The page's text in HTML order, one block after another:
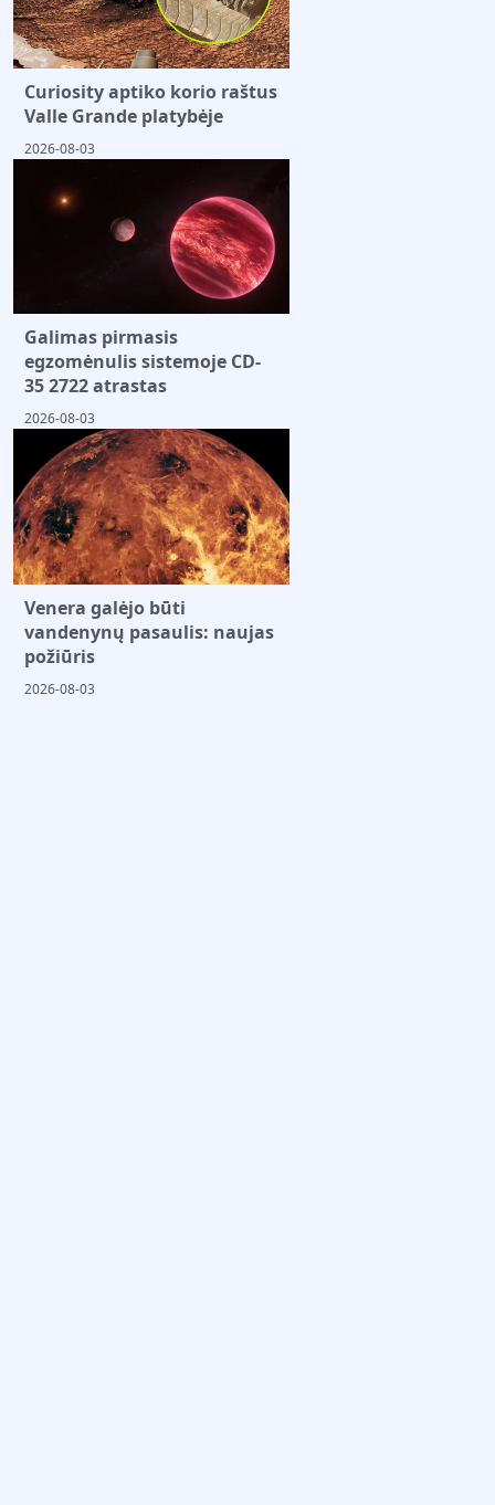
Curiosity aptiko korio raštus
Valle Grande platybėje
2026-08-03
Galimas pirmasis
egzomėnulis sistemoje CD-
35 2722 atrastas
2026-08-03
Venera galėjo būti
vandenynų pasaulis: naujas
požiūris
2026-08-03